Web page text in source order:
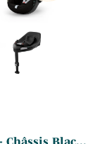
Châssis Blac...